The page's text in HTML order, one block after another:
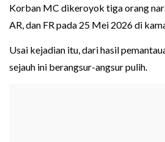
Korban MC dikeroyok tiga orang
AR, dan FR pada 25 Mei 2026 di
Usai kejadian itu, dari hasil
sejauh ini berangsur-angsur pulih.